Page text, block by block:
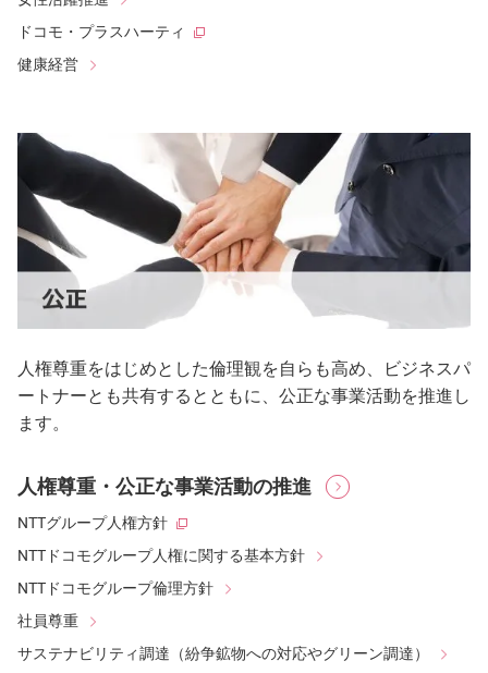
ドコモ・プラスハーティ
健康経営
人権尊重をはじめとした倫理観を自らも高め、ビジネスパ
ートナーとも共有するとともに、公正な事業活動を推進し
ます。
人権尊重・公正な事業活動の推進
NTTグループ人権方針
NTTドコモグループ人権に関する基本方針
NTTドコモグループ倫理方針
社員尊重
サステナビリティ調達（紛争鉱物への対応やグリーン調達）